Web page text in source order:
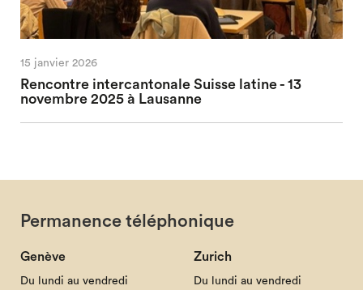
15 janvier 2026
Rencontre intercantonale Suisse latine - 13
novembre 2025 à Lausanne
Permanence téléphonique
Genève
Du lundi au vendredi
Zurich
Du lundi au vendredi